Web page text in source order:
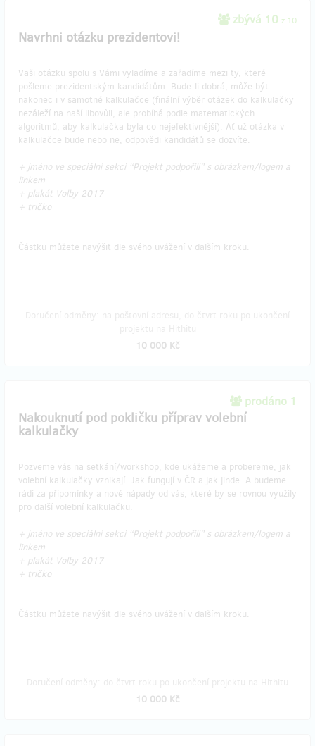
zbývá 10 z 10
Navrhni otázku prezidentovi!
Vaši otázku spolu s Vámi vyladíme a zařadíme mezi ty, které
pošleme prezidentským kandidátům. Bude-li dobrá, může být
nakonec i v samotné kalkulačce (finální výběr otázek do kalkulačky
nezáleží na naší libovůli, ale probíhá podle matematických
algoritmů, aby kalkulačka byla co nejefektivnější). Ať už otázka v
kalkulačce bude nebo ne, odpovědi kandidátů se dozvíte.
+ jméno ve speciální sekci “Projekt podpořili” s obrázkem/logem a
linkem
+ plakát Volby 2017
+ tričko
Částku můžete navýšit dle svého uvážení v dalším kroku.
10 000 Kč
prodáno 1
Nakouknutí pod pokličku příprav volební
kalkulačky
Pozveme vás na setkání/workshop, kde ukážeme a probereme, jak
volební kalkulačky vznikají. Jak fungují v ČR a jak jinde. A budeme
rádi za připomínky a nové nápady od vás, které by se rovnou využily
pro další volební kalkulačku.
+ jméno ve speciální sekci “Projekt podpořili” s obrázkem/logem a
linkem
+ plakát Volby 2017
+ tričko
Částku můžete navýšit dle svého uvážení v dalším kroku.
10 000 Kč